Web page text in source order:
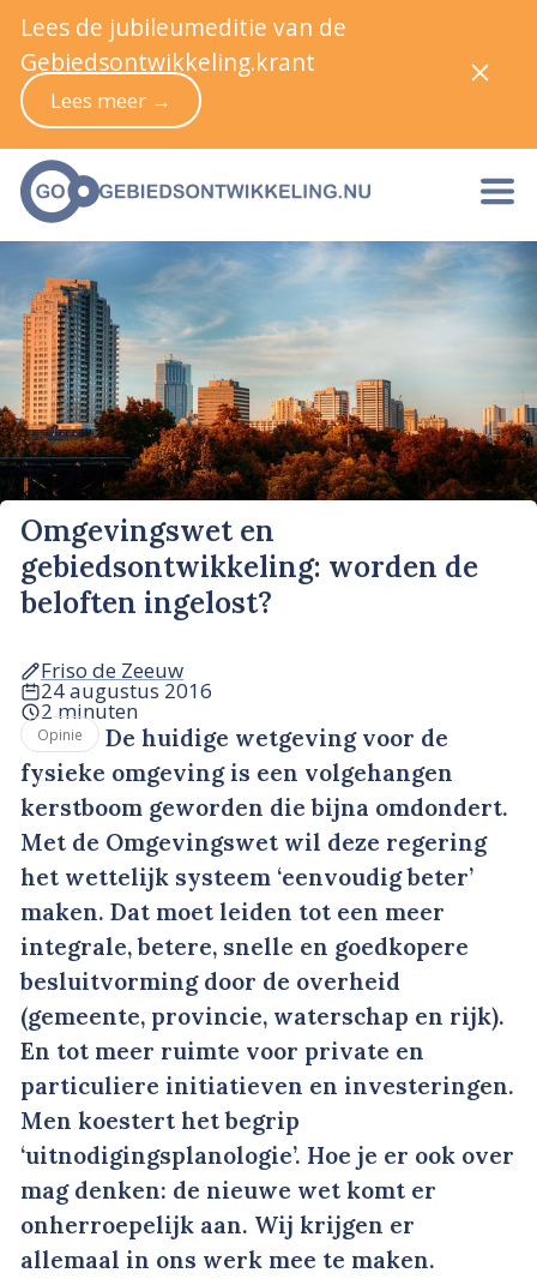
Omgevingswet en
gebiedsontwikkeling: worden de
beloften ingelost?
Friso de Zeeuw
24 augustus 2016
2 minuten
Opinie
De huidige wetgeving voor de
fysieke omgeving is een volgehangen
kerstboom geworden die bijna omdondert.
Met de Omgevingswet wil deze regering
het wettelijk systeem ‘eenvoudig beter’
maken. Dat moet leiden tot een meer
integrale, betere, snelle en goedkopere
besluitvorming door de overheid
(gemeente, provincie, waterschap en rijk).
En tot meer ruimte voor private en
particuliere initiatieven en investeringen.
Men koestert het begrip
‘uitnodigingsplanologie’. Hoe je er ook over
mag denken: de nieuwe wet komt er
onherroepelijk aan. Wij krijgen er
allemaal in ons werk mee te maken.
Lees de jubileumeditie van de
Gebiedsontwikkeling.krant
Lees meer →